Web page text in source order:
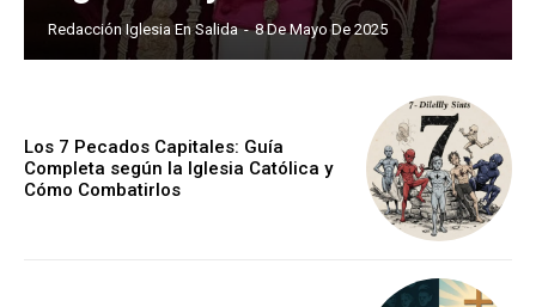
Redacción Iglesia En Salida - 8 De Mayo De 2025
Los 7 Pecados Capitales: Guía
Completa según la Iglesia Católica y
Cómo Combatirlos